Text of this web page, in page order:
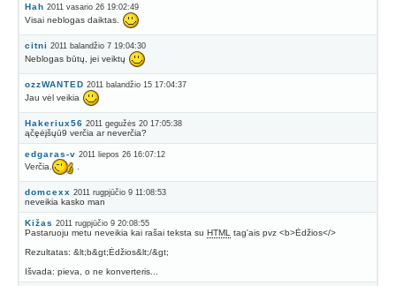
Hah 2011 vasario 26 19:02:49
Visai neblogas daiktas.
citni 2011 balandžio 7 19:04:30
Neblogas būtų, jei veiktų
ozzWANTED 2011 balandžio 15 17:04:37
Jau vėl veikia
Hakeriux56 2011 gegužės 20 17:05:38
ąčęėįšųū9 verčia ar neverčia?
edgaras-v 2011 liepos 26 16:07:12
Verčia.
domcexx 2011 rugpjūčio 9 11:08:53
neveikia kasko man
Kižas 2011 rugpjūčio 9 20:08:55
Pastaruoju metu neveikia kai rašai teksta su HTML
tag'ais pvz <b>Ėdžios</>
Rezultatas: &lt;b&gt;Ėdžios&lt;/&gt;
Išvada: pieva, o ne konverteris...